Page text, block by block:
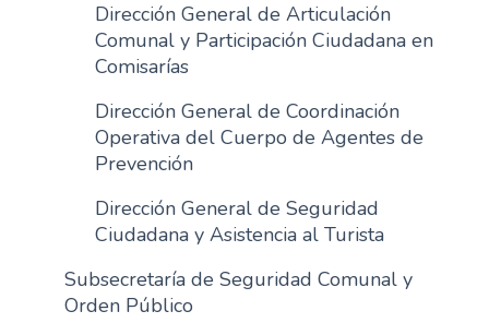
Dirección General de Articulación
Comunal y Participación Ciudadana en
Comisarías
Dirección General de Coordinación
Operativa del Cuerpo de Agentes de
Prevención
Dirección General de Seguridad
Ciudadana y Asistencia al Turista
Subsecretaría de Seguridad Comunal y
Orden Público